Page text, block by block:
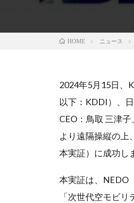
HOME ニュース
2024年5月15日、
以下：KDDI）、
CEO：鳥取 三津
より遠隔操縦の上
本実証）に成功し
本実証は、NEDO
「次世代空モビ